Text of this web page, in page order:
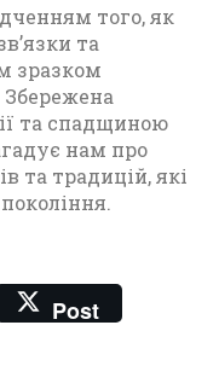
того, як
та
зразком
Збережена
та спадщиною
нам про
та традицій, які
Post